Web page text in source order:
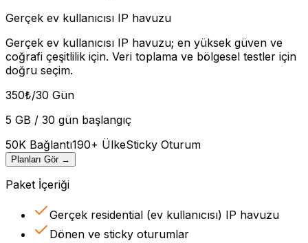
Gerçek ev kullanıcısı IP havuzu
Gerçek ev kullanıcısı IP havuzu; en yüksek güven ve
coğrafi çeşitlilik için. Veri toplama ve bölgesel testler için
doğru seçim.
350₺/30 Gün
5 GB / 30 gün başlangıç
50K Bağlantı190+ ÜlkeSticky Oturum
Planları Gör →
Paket İçeriği
Gerçek residential (ev kullanıcısı) IP havuzu
Dönen ve sticky oturumlar